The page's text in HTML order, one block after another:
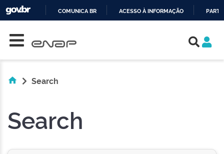
COMUNICA BR ACESSO À INFORMAÇÃO
Search
Search